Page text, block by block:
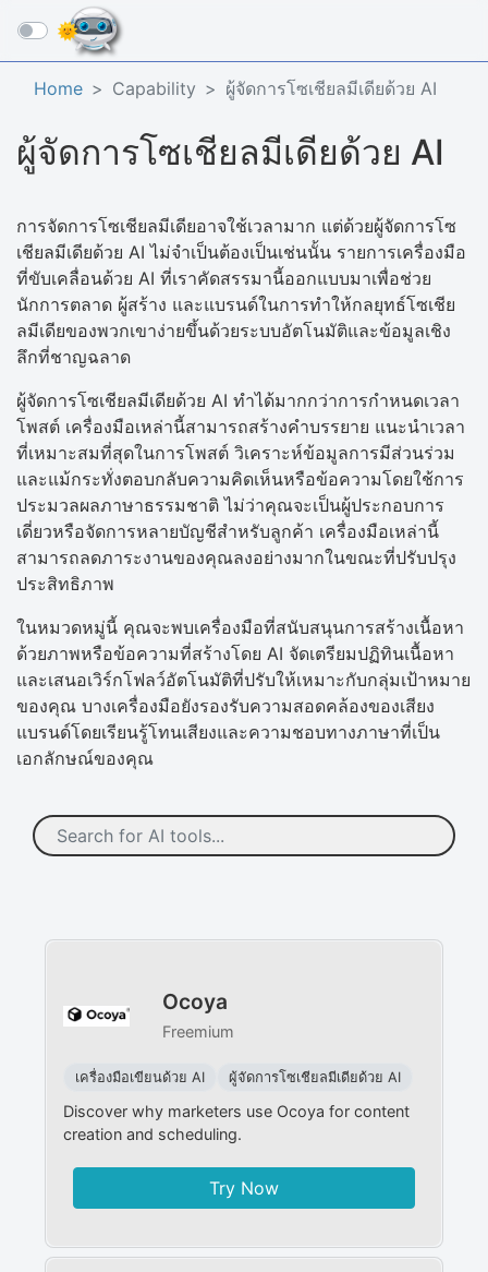
☰
Home Capability ผู้จัดการโซเชียลมีเดียด้วย AI
ผู้จัดการโซเชียลมีเดียด้วย AI
การจัดการโซเชียลมีเดียอาจใช้เวลามาก แต่ด้วยผู้จัดการโซ
เชียลมีเดียด้วย AI ไม่จำเป็นต้องเป็นเช่นนั้น รายการเครื่องมือ
ที่ขับเคลื่อนด้วย AI ที่เราคัดสรรมานี้ออกแบบมาเพื่อช่วย
นักการตลาด ผู้สร้าง และแบรนด์ในการทำให้กลยุทธ์โซเชีย
ลมีเดียของพวกเขาง่ายขึ้นด้วยระบบอัตโนมัติและข้อมูลเชิง
ลึกที่ชาญฉลาด​
ผู้จัดการโซเชียลมีเดียด้วย AI ทำได้มากกว่าการกำหนดเวลา
โพสต์ เครื่องมือเหล่านี้สามารถสร้างคำบรรยาย แนะนำเวลา
ที่เหมาะสมที่สุดในการโพสต์ วิเคราะห์ข้อมูลการมีส่วนร่วม
และแม้กระทั่งตอบกลับความคิดเห็นหรือข้อความโดยใช้การ
ประมวลผลภาษาธรรมชาติ ไม่ว่าคุณจะเป็นผู้ประกอบการ
เดี่ยวหรือจัดการหลายบัญชีสำหรับลูกค้า เครื่องมือเหล่านี้
สามารถลดภาระงานของคุณลงอย่างมากในขณะที่ปรับปรุง
ประสิทธิภาพ​
ในหมวดหมู่นี้ คุณจะพบเครื่องมือที่สนับสนุนการสร้างเนื้อหา
ด้วยภาพหรือข้อความที่สร้างโดย AI จัดเตรียมปฏิทินเนื้อหา
และเสนอเวิร์กโฟลว์อัตโนมัติที่ปรับให้เหมาะกับกลุ่มเป้าหมาย
ของคุณ บางเครื่องมือยังรองรับความสอดคล้องของเสียง
แบรนด์โดยเรียนรู้โทนเสียงและความชอบทางภาษาที่เป็น
เอกลักษณ์ของคุณ
Ocoya
Freemium
เครื่องมือเขียนด้วย AI ผู้จัดการโซเชียลมีเดียด้วย AI
Discover why marketers use Ocoya for content
creation and scheduling.
Try Now